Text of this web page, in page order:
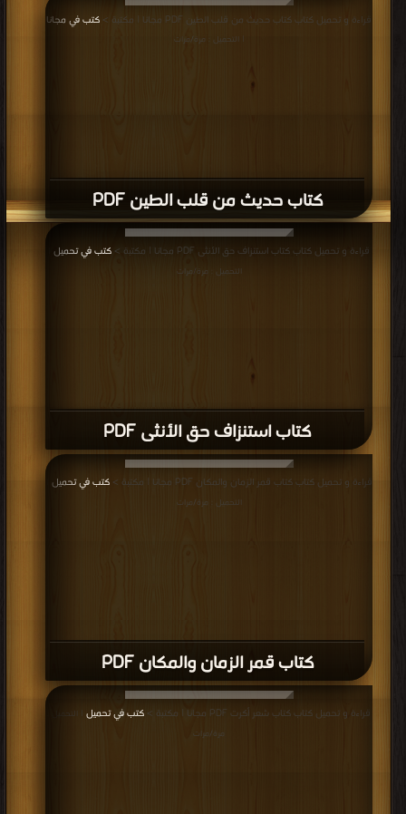
كتاب حديث من قلب الطين PDF
قراءة و تحميل كتاب كتاب حديث من قلب الطين PDF مجانا | مكتبة > كتب في مجانا
| التحميل : مرة/مرات
كتاب استنزاف حق الأنثى PDF
قراءة و تحميل كتاب كتاب استنزاف حق الأنثى PDF مجانا | مكتبة > كتب في تحميل
التحميل : مرة/مرات
كتاب قمر الزمان والمكان PDF
قراءة و تحميل كتاب كتاب قمر الزمان والمكان PDF مجانا | مكتبة > كتب في تحميل
التحميل : مرة/مرات
قراءة و تحميل كتاب كتاب شعر أكرت PDF مجانا | مكتبة > كتب في تحميل
| التحميل :
مرة/مرات